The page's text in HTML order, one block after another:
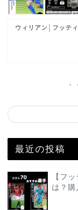
ウィリアン│フッテ
最近の投稿
【フ
は？